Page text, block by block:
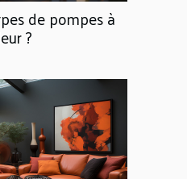
de pompes à
?